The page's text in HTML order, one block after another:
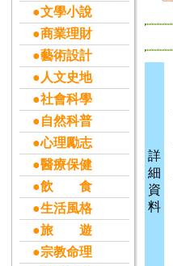
●文學小說
●商業理財
●藝術設計
●人文史地
●社會科學
●自然科普
●心理勵志
●醫療保健
●飲 食
●生活風格
●旅 遊
●宗教命理
詳
細
資
料